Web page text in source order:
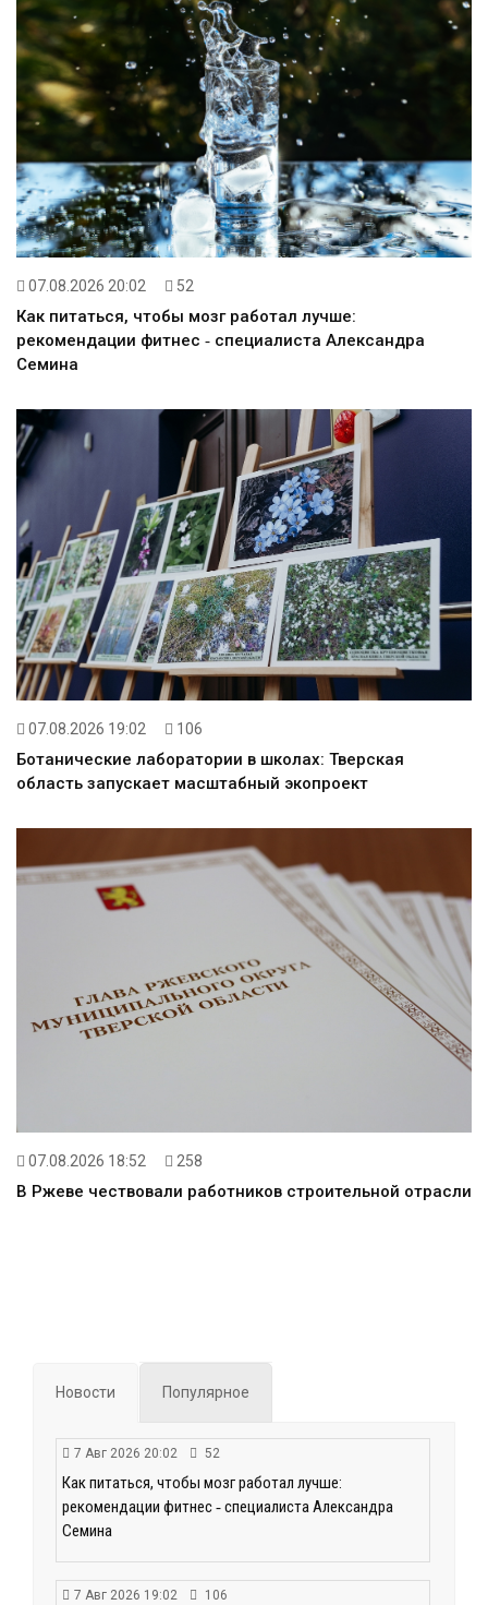
07.08.2026 20:02 52
Как питаться, чтобы мозг работал лучше:
рекомендации фитнес ‑ специалиста Александра
Семина
07.08.2026 19:02 106
Ботанические лаборатории в школах: Тверская
область запускает масштабный экопроект
07.08.2026 18:52 258
В Ржеве чествовали работников строительной отрасли
Новости Популярное
7 Авг 2026 20:02 52
Как питаться, чтобы мозг работал лучше:
рекомендации фитнес ‑ специалиста Александра
Семина
7 Авг 2026 19:02 106